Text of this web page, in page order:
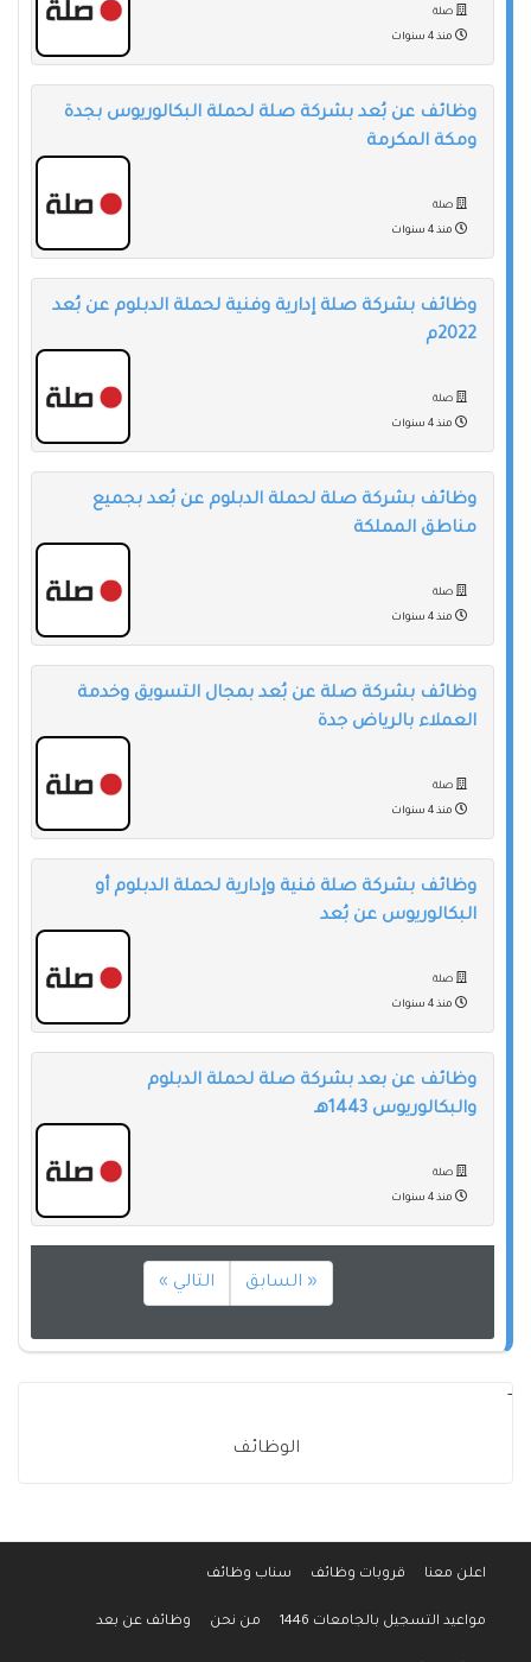
صلة
منذ 4 سنوات
وظائف عن بُعد بشركة صلة لحملة البكالوريوس بجدة
ومكة المكرمة
صلة
منذ 4 سنوات
وظائف بشركة صلة إدارية وفنية لحملة الدبلوم عن بُعد
2022م
صلة
منذ 4 سنوات
وظائف بشركة صلة لحملة الدبلوم عن بُعد بجميع
مناطق المملكة
صلة
منذ 4 سنوات
وظائف بشركة صلة عن بُعد بمجال التسويق وخدمة
العملاء بالرياض جدة
صلة
منذ 4 سنوات
وظائف بشركة صلة فنية وإدارية لحملة الدبلوم أو
البكالوريوس عن بُعد
صلة
منذ 4 سنوات
وظائف عن بعد بشركة صلة لحملة الدبلوم
والبكالوريوس 1443هـ
صلة
منذ 4 سنوات
« السابق التالي »
-
الوظائف
اعلن معنا قروبات وظائف سناب وظائف
مواعيد التسجيل بالجامعات 1446 من نحن وظائف عن بعد